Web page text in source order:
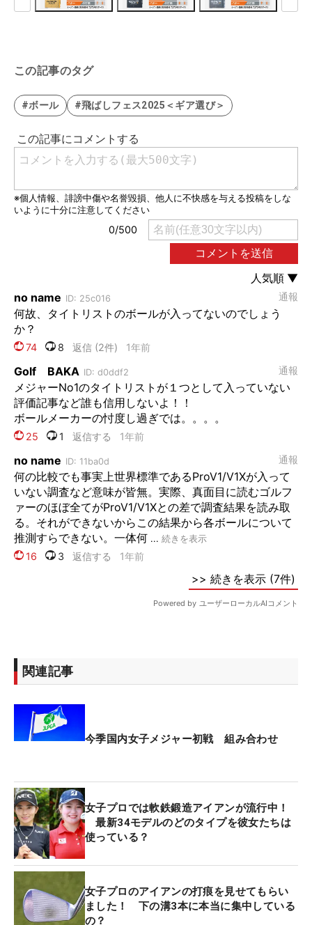
この記事のタグ
#ボール #飛ばしフェス2025＜ギア選び＞
関連記事
今季国内女子メジャー初戦 組み合わせ
女子プロでは軟鉄鍛造アイアンが流行中！
最新34モデルのどのタイプを彼女たちは
使っている？
女子プロのアイアンの打痕を見せてもらい
ました！ 下の溝3本に本当に集中している
の？